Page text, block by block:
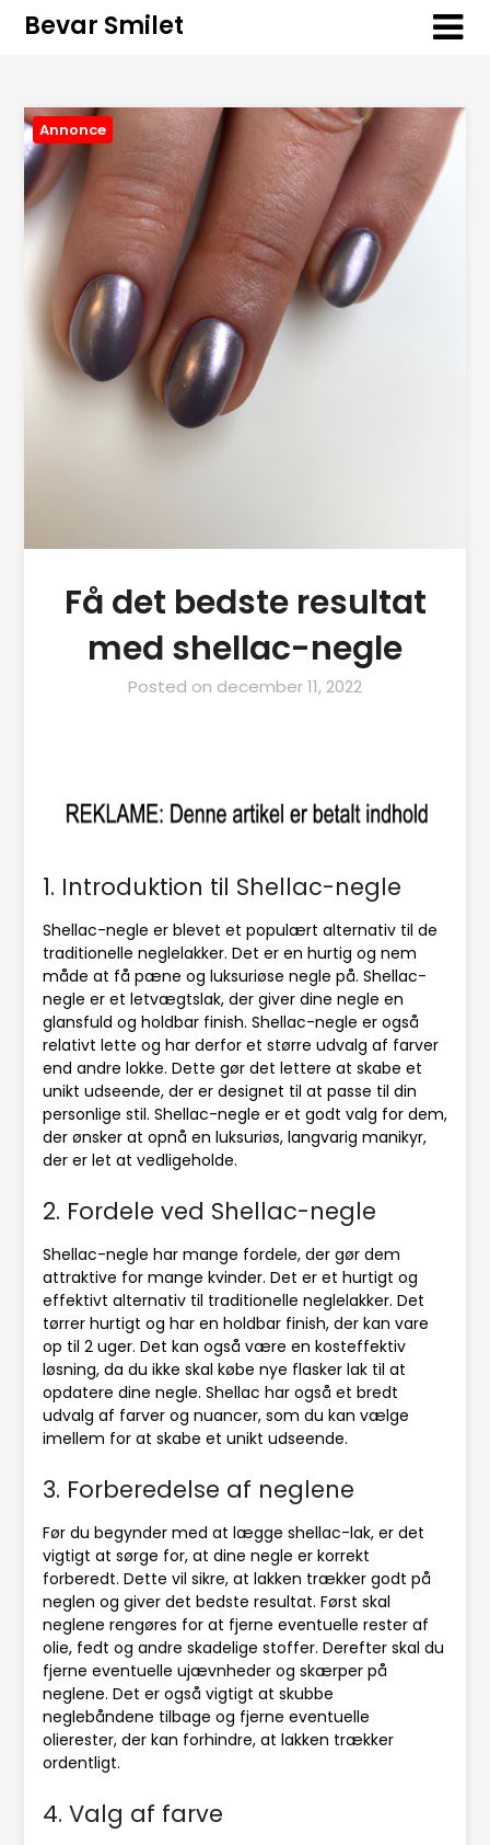
Bevar Smilet
Annonce
Få det bedste resultat
med shellac-negle
Posted on december 11, 2022
1. Introduktion til Shellac-negle
Shellac-negle er blevet et populært alternativ til de
traditionelle neglelakker. Det er en hurtig og nem
måde at få pæne og luksuriøse negle på. Shellac-
negle er et letvægtslak, der giver dine negle en
glansfuld og holdbar finish. Shellac-negle er også
relativt lette og har derfor et større udvalg af farver
end andre lokke. Dette gør det lettere at skabe et
unikt udseende, der er designet til at passe til din
personlige stil. Shellac-negle er et godt valg for dem,
der ønsker at opnå en luksuriøs, langvarig manikyr,
der er let at vedligeholde.
2. Fordele ved Shellac-negle
Shellac-negle har mange fordele, der gør dem
attraktive for mange kvinder. Det er et hurtigt og
effektivt alternativ til traditionelle neglelakker. Det
tørrer hurtigt og har en holdbar finish, der kan vare
op til 2 uger. Det kan også være en kosteffektiv
løsning, da du ikke skal købe nye flasker lak til at
opdatere dine negle. Shellac har også et bredt
udvalg af farver og nuancer, som du kan vælge
imellem for at skabe et unikt udseende.
3. Forberedelse af neglene
Før du begynder med at lægge shellac-lak, er det
vigtigt at sørge for, at dine negle er korrekt
forberedt. Dette vil sikre, at lakken trækker godt på
neglen og giver det bedste resultat. Først skal
neglene rengøres for at fjerne eventuelle rester af
olie, fedt og andre skadelige stoffer. Derefter skal du
fjerne eventuelle ujævnheder og skærper på
neglene. Det er også vigtigt at skubbe
neglebåndene tilbage og fjerne eventuelle
olierester, der kan forhindre, at lakken trækker
ordentligt.
4. Valg af farve